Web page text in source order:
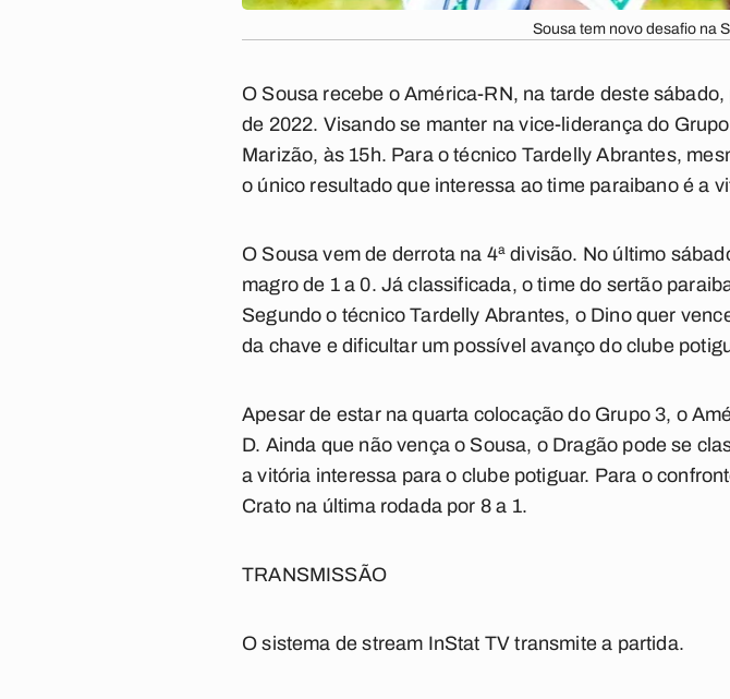
Sousa tem novo desafio na
O Sousa recebe o América-RN, na tarde deste
de 2022. Visando se manter na vice-liderança do
Marizão, às 15h. Para o técnico Tardelly Abrantes,
o único resultado que interessa ao time paraibano é a
O Sousa vem de derrota na 4ª divisão. No último
magro de 1 a 0. Já classificada, o time do sertão
Segundo o técnico Tardelly Abrantes, o Dino quer
da chave e dificultar um possível avanço do clube
Apesar de estar na quarta colocação do Grupo 3, o
D. Ainda que não vença o Sousa, o Dragão pode se
a vitória interessa para o clube potiguar. Para o
Crato na última rodada por 8 a 1.
TRANSMISSÃO
O sistema de stream InStat TV transmite a partida.